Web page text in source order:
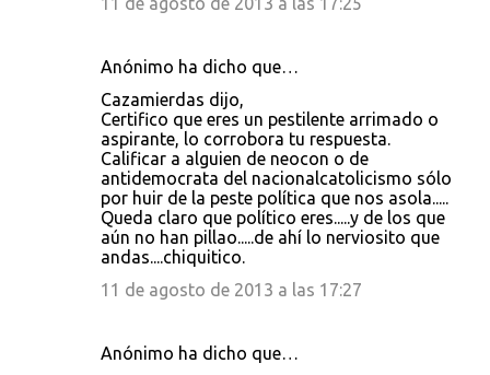
Anónimo ha dicho que…
Cazamierdas dijo,
Certifico que eres un pestilente arrimado o
aspirante, lo corrobora tu respuesta.
Calificar a alguien de neocon o de
antidemocrata del nacionalcatolicismo sólo
por huir de la peste política que nos asola.....
Queda claro que político eres.....y de los que
aún no han pillao.....de ahí lo nerviosito que
andas....chiquitico.
11 de agosto de 2013 a las 17:27
Anónimo ha dicho que…